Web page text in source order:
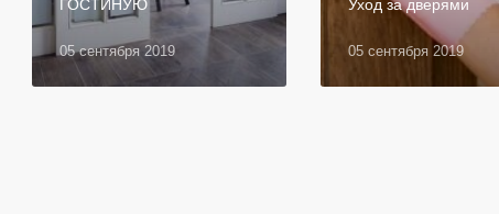
05 сентября 2019
ГОСТИНУЮ
05 сентября 2019
Уход за дверями